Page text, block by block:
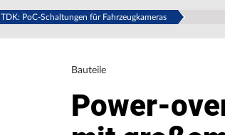
TDK: PoC-Schaltungen für Fahrzeugkameras
Bauteile
Power-